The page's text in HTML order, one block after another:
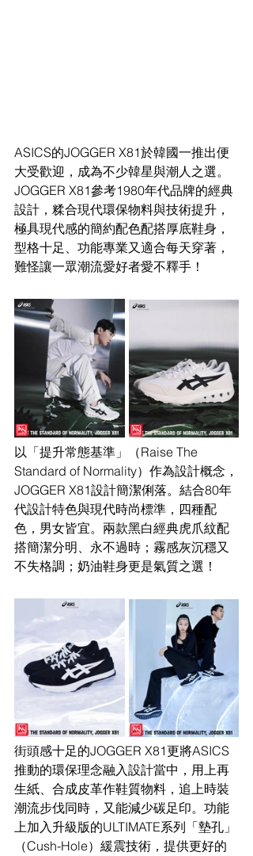
ASICS的JOGGER X81於韓國一推出便
大受歡迎，成為不少韓星與潮人之選。
JOGGER X81參考1980年代品牌的經典
設計，糅合現代環保物料與技術提升，
極具現代感的簡約配色配搭厚底鞋身，
型格十足、功能專業又適合每天穿著，
難怪讓一眾潮流愛好者愛不釋手！
以「提升常態基準」（Raise The
Standard of Normality）作為設計概念，
JOGGER X81設計簡潔俐落。結合80年
代設計特色與現代時尚標準，四種配
色，男女皆宜。兩款黑白經典虎爪紋配
搭簡潔分明、永不過時；霧感灰沉穩又
不失格調；奶油鞋身更是氣質之選！
街頭感十足的JOGGER X81更將ASICS
推動的環保理念融入設計當中，用上再
生紙、合成皮革作鞋質物料，追上時裝
潮流步伐同時，又能減少碳足印。功能
上加入升級版的ULTIMATE系列「墊孔」
（Cush-Hole）緩震技術，提供更好的